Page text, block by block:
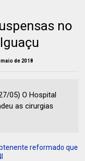
no
de 2018
05) O Hospital
as cirurgias
reformado que